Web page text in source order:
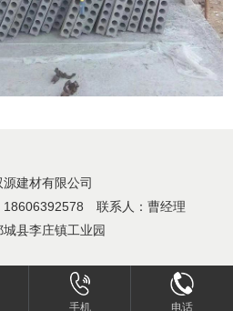
建材有限公司
18606392578 联系人：曹经理
县李庄镇工业园
手机 电话